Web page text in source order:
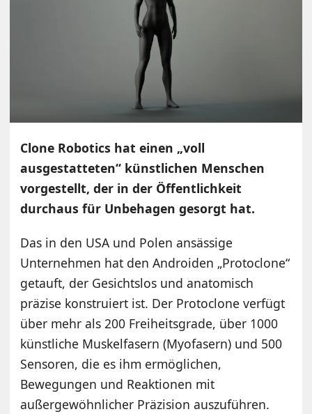
Clone Robotics hat einen „voll
ausgestatteten“ künstlichen Menschen
vorgestellt, der in der Öffentlichkeit
durchaus für Unbehagen gesorgt hat.
Das in den USA und Polen ansässige
Unternehmen hat den Androiden „Protoclone“
getauft, der Gesichtslos und anatomisch
präzise konstruiert ist. Der Protoclone verfügt
über mehr als 200 Freiheitsgrade, über 1000
künstliche Muskelfasern (Myofasern) und 500
Sensoren, die es ihm ermöglichen,
Bewegungen und Reaktionen mit
außergewöhnlicher Präzision auszuführen.